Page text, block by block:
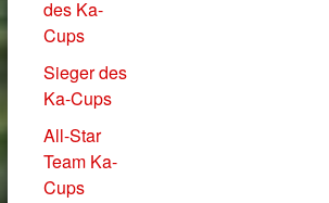
des Ka-
Cups
Sieger des
Ka-Cups
All-Star
Team Ka-
Cups